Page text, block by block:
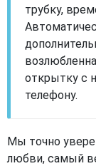
трубку,
открытку с
телефону.
Мы точно
любви, самый